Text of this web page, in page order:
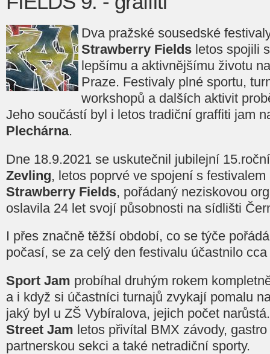
Dva pražské sousedské
Strawberry Fields letos spojili
lepšímu a aktivnějšímu životu
Praze. Festivaly plné sportu,
workshopů a dalších aktivit
Jeho součástí byl i letos tradiční graffiti jam
Plechárna.
Dne 18.9.2021 se uskutečnil jubilejní
Zevling, letos poprvé ve spojení s
Strawberry Fields, pořádaný neziskovou
oslavila 24 let svojí působnosti na sídlišti
I přes značně těžší období, co se týče
počasí, se za celý den festivalu účastnilo
Sport Jam probíhal druhým rokem
a i když si účastníci turnajů zvykají pomalu
jaký byl u ZŠ Vybíralova, jejich počet narůstá.
Street Jam letos přivítal BMX závody,
partnerskou sekci a také netradiční sporty.